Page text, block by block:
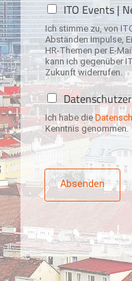
N
e
w
s
l
e
t
t
e
r
-
n
m
e
d
u
n
g
ITO Events |
Ich stimme zu, von
Abständen Impulse,
HR-Themen per E-
kann ich gegenüber
Zukunft widerrufen.
D
a
t
e
n
s
c
h
z
e
r
Ich habe die
Kenntnis genommen.
Absenden